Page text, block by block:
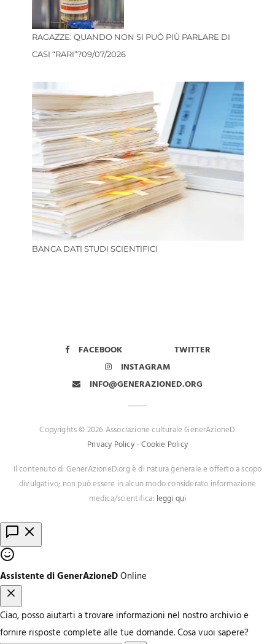
RAGAZZE: QUANDO NON SI PUÒ PIÙ PARLARE DI
CASI “RARI”?09/07/2026
BANCA DATI STUDI SCIENTIFICI
FACEBOOK
TWITTER
INSTAGRAM
INFO@GENERAZIONED.ORG
Copyrights © 2026 Associazione culturale GenerAzioneD
Privacy Policy-Cookie Policy
Il contenuto di GenerAzioneD.org è di natura generale e offerto a scopo
divulgativo; non può essere in alcun modo considerato informazione
medica/scientifica: leggi qui
Assistente di GenerAzioneDOnline
Ciao, posso aiutarti a trovare informazioni nel nostro archivio e
fornire risposte complete alle tue domande. Cosa vuoi sapere?